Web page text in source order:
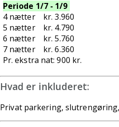
Periode 1/7 - 1/9
4 nætter kr. 3.960
5 nætter kr. 4.790
6 nætter kr. 5.760
7 nætter kr. 6.360
Pr. ekstra nat: 900 kr.
Hvad er inkluderet:
Privat parkering,